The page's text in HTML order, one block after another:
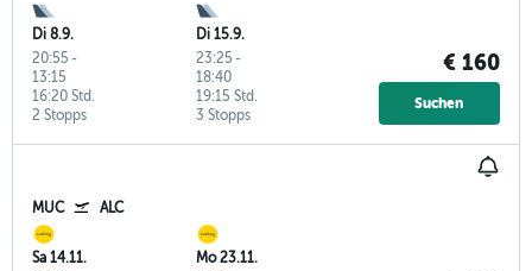
Di 8.9.
20:55 -
13:15
2 Stopps
16:20 Std.
Di 15.9.
23:25 -
18:40
3 Stopps
19:15 Std.
€ 160
Suchen
MUC ALC
Sa 14.11.
Mo 23.11.